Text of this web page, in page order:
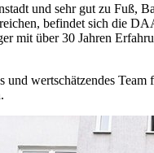
und sehr gut zu Fuß,
befindet sich die
mit über 30 Jahren
und wertschätzendes Team